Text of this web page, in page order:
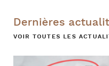
Dernières
VOIR TOUTES LES